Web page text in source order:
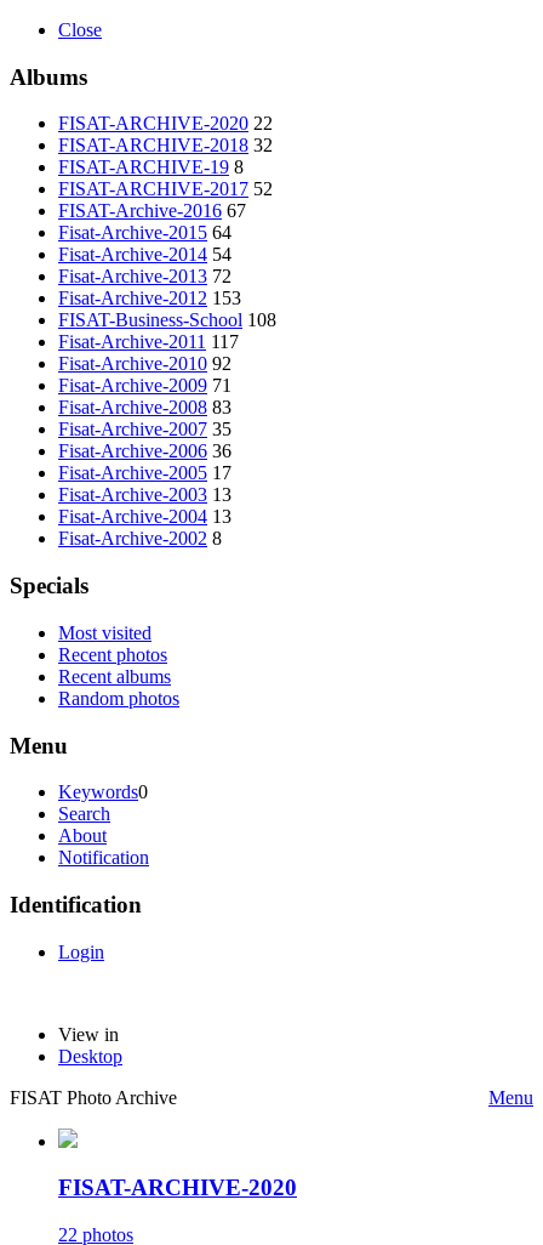
Close
Albums
FISAT-ARCHIVE-2020 22
FISAT-ARCHIVE-2018 32
FISAT-ARCHIVE-19 8
FISAT-ARCHIVE-2017 52
FISAT-Archive-2016 67
Fisat-Archive-2015 64
Fisat-Archive-2014 54
Fisat-Archive-2013 72
Fisat-Archive-2012 153
FISAT-Business-School 108
Fisat-Archive-2011 117
Fisat-Archive-2010 92
Fisat-Archive-2009 71
Fisat-Archive-2008 83
Fisat-Archive-2007 35
Fisat-Archive-2006 36
Fisat-Archive-2005 17
Fisat-Archive-2003 13
Fisat-Archive-2004 13
Fisat-Archive-2002 8
Specials
Most visited
Recent photos
Recent albums
Random photos
Menu
Keywords0
Search
About
Notification
Identification
Login
View in
Desktop
FISAT Photo Archive
Menu
FISAT-ARCHIVE-2020
22 photos